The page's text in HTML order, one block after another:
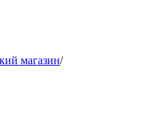
магазин/